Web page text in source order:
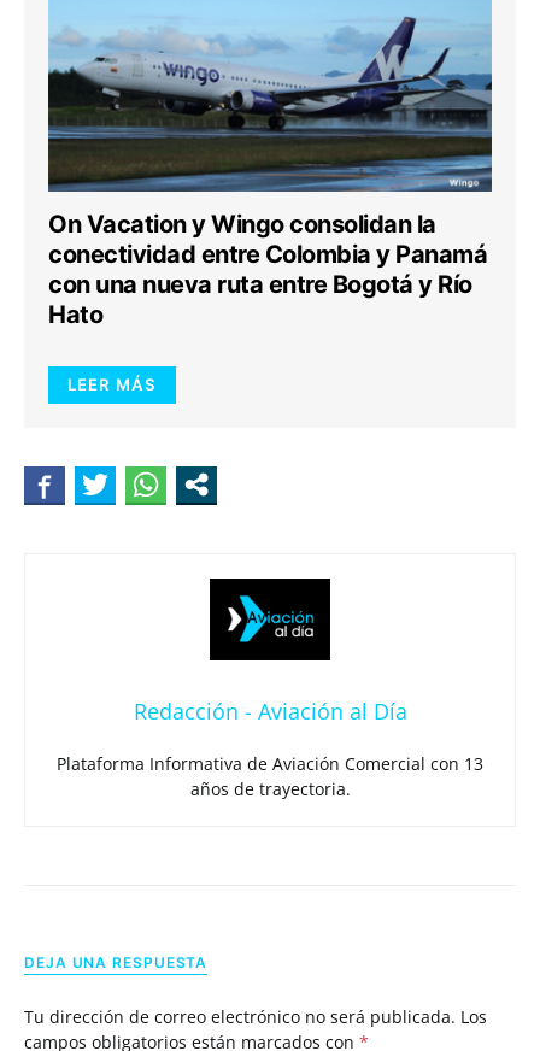
On Vacation y Wingo consolidan la
conectividad entre Colombia y Panamá
con una nueva ruta entre Bogotá y Río
Hato
LEER MÁS
Redacción - Aviación al Día
Plataforma Informativa de Aviación Comercial con 13
años de trayectoria.
DEJA UNA RESPUESTA
Tu dirección de correo electrónico no será publicada. Los
campos obligatorios están marcados con *